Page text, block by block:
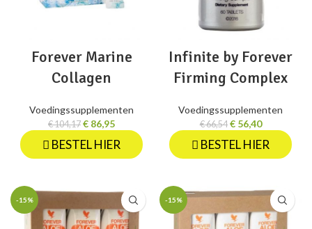
Forever Marine
Collagen
Voedingssupplementen
€104,17 € 86,95
BESTEL HIER
Infinite by Forever
Firming Complex
Voedingssupplementen
€66,54 €56,40
BESTEL HIER
-15% -15%